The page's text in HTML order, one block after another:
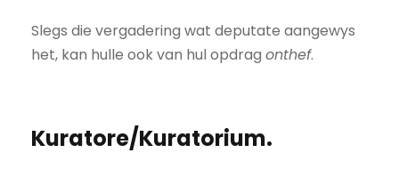
Slegs die vergadering wat deputate aangewys
het, kan hulle ook van hul opdrag onthef.
Kuratore/Kuratorium.